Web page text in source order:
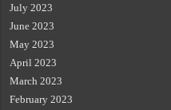
July 2023
June 2023
May 2023
April 2023
March 2023
February 2023